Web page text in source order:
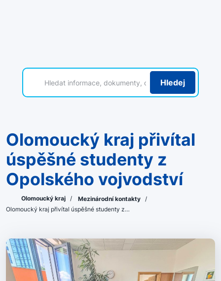
Hledej
Olomoucký kraj přivítal
úspěšné studenty z
Opolského vojvodství
Olomoucký kraj / Mezinárodní kontakty /
Olomoucký kraj přivítal úspěšné studenty z…